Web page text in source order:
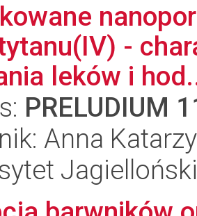
-
leków i
PRELUDIUM
Anna